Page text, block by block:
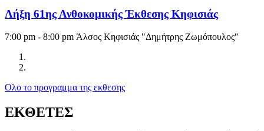
Λήξη 61ης Ανθοκομικής Έκθεσης Κηφισιάς
7:00 pm - 8:00 pm Άλσος Κηφισιάς "Δημήτρης Ζωμόπουλος"
Ολο το προγραμμα της εκθεσης
ΕΚΘΕΤΕΣ